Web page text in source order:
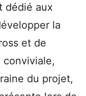
dédié aux
la
et de
conviviale,
du projet,